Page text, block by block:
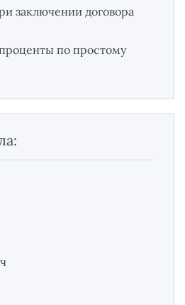
заключении договора
по простому